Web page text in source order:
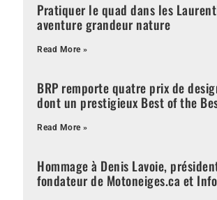
Pratiquer le quad dans les
aventure grandeur nature
Read More »
BRP remporte quatre prix de
dont un prestigieux Best of the
Read More »
Hommage à Denis Lavoie,
fondateur de Motoneiges.ca et